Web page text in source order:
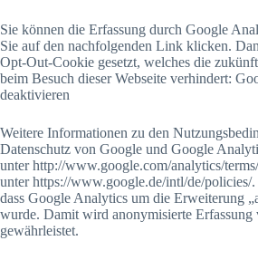
Sie können die Erfassung durch Google
Sie auf den nachfolgenden Link klicken.
Opt-Out-Cookie gesetzt, welches die
beim Besuch dieser Webseite verhindert:
deaktivieren
Weitere Informationen zu den
Datenschutz von Google und Google
unter http://www.google.com/analytics/
unter https://www.google.de/intl/de/policies/
dass Google Analytics um die Erweiterung
wurde. Damit wird anonymisierte Erfassung
gewährleistet.